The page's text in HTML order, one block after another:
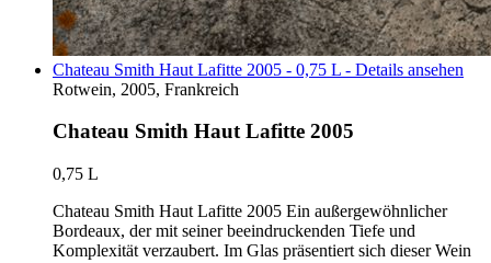
Chateau Smith Haut Lafitte 2005 - 0,75 L - Details ansehen
Rotwein, 2005, Frankreich
Chateau Smith Haut Lafitte 2005
0,75 L
Chateau Smith Haut Lafitte 2005 Ein außergewöhnlicher
Bordeaux, der mit seiner beeindruckenden Tiefe und
Komplexität verzaubert. Im Glas präsentiert sich dieser Wein